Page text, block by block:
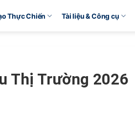
Thực Chiến Tài liệu & Công cụ
Thị Trường 2026